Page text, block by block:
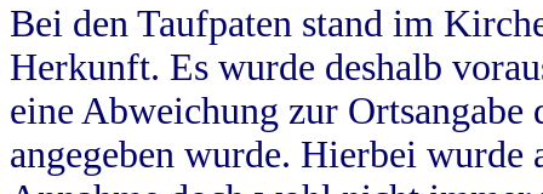
Bei den Taufpaten stand im
Herkunft. Es wurde deshalb
eine Abweichung zur
angegeben wurde. Hierbei wurde